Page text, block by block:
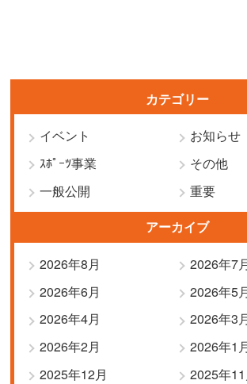
カテゴリー
イベント
お知らせ
ｽﾎﾟｰﾂ事業
その他
一般公開
重要
アーカイブ
2026年8月
2026年7
2026年6月
2026年5
2026年4月
2026年3
2026年2月
2026年1
2025年12月
2025年11